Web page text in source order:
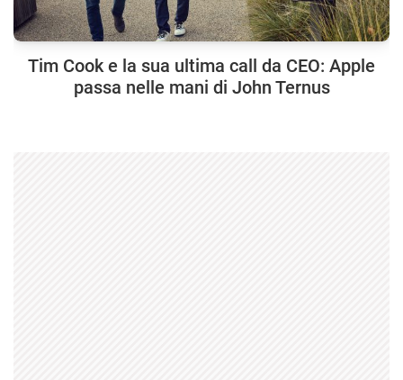
Tim Cook e la sua ultima call da CEO: Apple
passa nelle mani di John Ternus